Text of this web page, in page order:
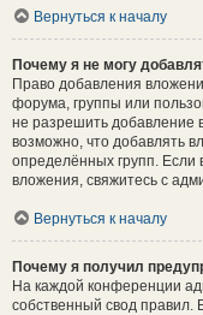
Вернуться к началу
Почему я не могу
Право добавления
форума, группы или
не разрешить добавление
возможно, что добавлять
определённых групп. Если
вложения, свяжитесь с
Вернуться к началу
Почему я получил
На каждой конференции
собственный свод